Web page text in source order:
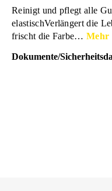
Reinigt und pflegt alle
elastischVerlängert die
frischt die Farbe…Mehr
Dokumente/